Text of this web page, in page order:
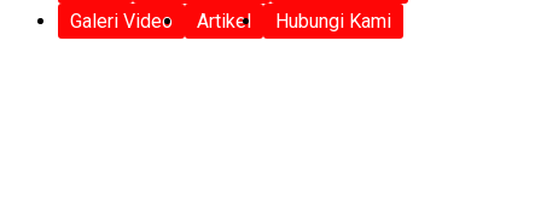
Galeri Video
Artikel Hubungi Kami